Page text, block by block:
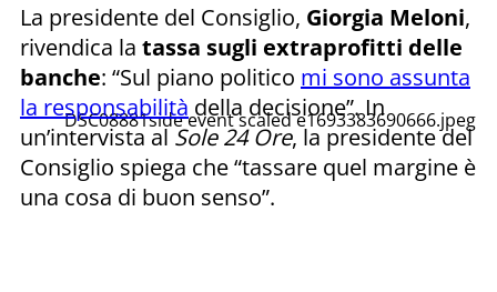
DSC08881side event scaled e1693383690666.jpeg
La presidente del Consiglio, Giorgia Meloni,
rivendica la tassa sugli extraprofitti delle
banche: “Sul piano politico mi sono assunta
la responsabilità della decisione”. In
un’intervista alSole 24 Ore, la presidente del
Consiglio spiega che “tassare quel margine è
una cosa di buon senso”.